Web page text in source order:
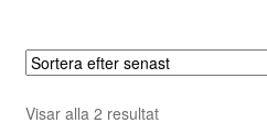
Visar alla 2 resultatSortera